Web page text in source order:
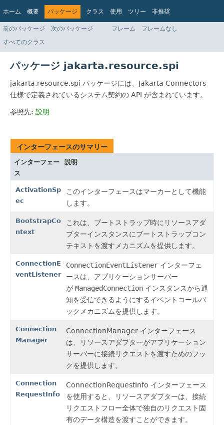
ホーム 概要 パッケージ クラス 使用 ツリー
非推奨
インデックス
ヘルプ
前のパッケージ 次のパッケージ フレーム
フレームなし
すべてのクラス
パッケージ jakarta.resource.spi
jakarta.resource.spi パッケージには、Jakarta Connectors
仕様で定義されているシステム契約の API が含まれています。
参照先: 説明
インターフェースのサマリー
インターフェー
ス
説明
ActivationSp
ec
このインターフェースはマーカーとして機能
します。
BootstrapCo
ntext
これは、ブートストラップ時にリソースアダ
プターインスタンスにブートストラップコン
テキストを渡すメカニズムを提供します。
ConnectionE
ventListener
ConnectionEventListener インターフェ
ースは、アプリケーションサーバー
が ManagedConnection インスタンスから通
知を受信できるようにするイベントコールバ
ックメカニズムを提供します。
Connection
Manager
ConnectionManager インターフェース
は、リソースアダプターがアプリケーション
サーバーに接続リクエストを渡すためのフッ
クを提供します。
Connection
RequestInfo
ConnectionRequestInfo インターフェース
を使用すると、リソースアダプターは、接続
リクエストフロー全体で独自のリクエスト固
有のデータ構造を渡すことができます。